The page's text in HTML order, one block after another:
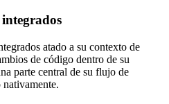
atado a su contexto de
de código dentro de su
parte central de su flujo de